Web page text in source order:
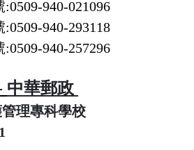
:0509-940-021096
:0509-940-293118
:0509-940-257296
中華郵政
理專科學校